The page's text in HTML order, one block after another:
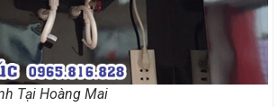
Tại Hoàng Mai